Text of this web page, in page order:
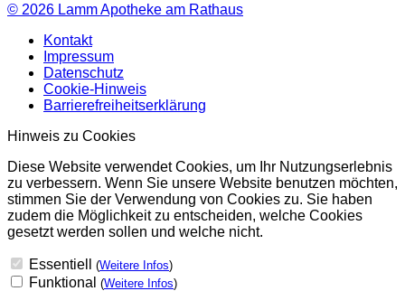
© 2026 Lamm Apotheke am Rathaus
Kontakt
Impressum
Datenschutz
Cookie-Hinweis
Barrierefreiheitserklärung
Hinweis zu Cookies
Diese Website verwendet Cookies, um Ihr Nutzungserlebnis
zu verbessern. Wenn Sie unsere Website benutzen möchten,
stimmen Sie der Verwendung von Cookies zu. Sie haben
zudem die Möglichkeit zu entscheiden, welche Cookies
gesetzt werden sollen und welche nicht.
Essentiell (Weitere Infos)
Funktional (Weitere Infos)